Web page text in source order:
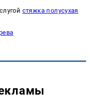
стяжка полусухая